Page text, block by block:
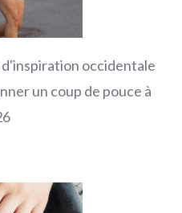
occidentale
un coup de pouce à